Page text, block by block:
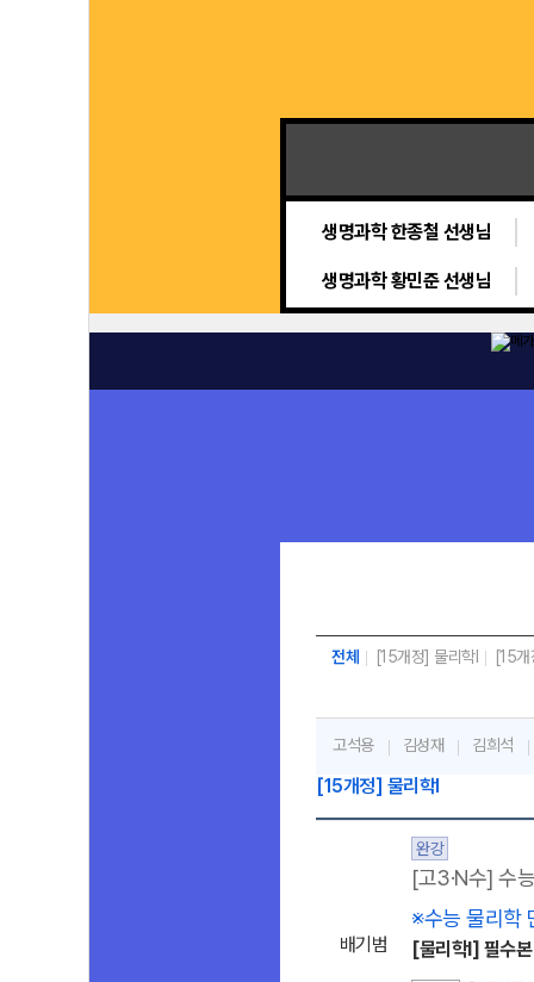
생명과학 황민준 선생님
생명과학 김희석 선생님
물리학 김성재 선생님
화학 정우정 선생님
화학 우마리아 선생님
전체 [15개정] 물리학l [15
고석용 김성재 김희석
[15개정] 물리학l
배기범
완강
[고3·N수] 수
※수능 물리학
[물리학I] 필수